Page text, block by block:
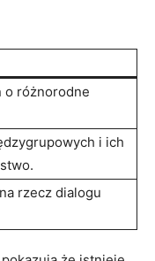
o różnorodne
i ich
rzecz dialogu